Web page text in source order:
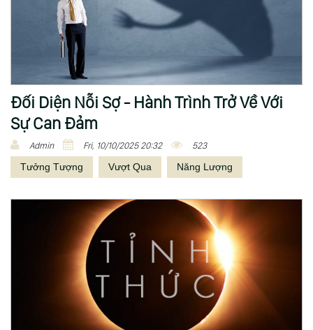
Đối Diện Nỗi Sợ - Hành Trình Trở Về Với
Sự Can Đảm
Admin Fri, 10/10/2025 20:32 523
Tưởng Tượng Vượt Qua Năng Lượng